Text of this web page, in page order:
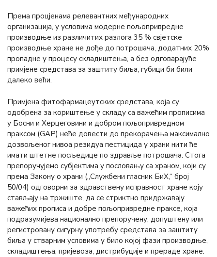
Према процјенама релевантних међународних
организација, у условима модерне пољопривредне
производње из различитих разлога 35 % свјетске
производње хране не дође до потрошача, додатних 20%
пропадне у процесу складиштења, а без одговарајуће
примјене средстава за заштиту биља, губици би били
далеко већи.
Примјена фитофармацеутских средстава, која су
одобрена за кориштење у складу са важећим прописима
у Босни и Херцеговини и добром пољопривредном
праксом (GАP) неће довести до прекорачења максимално
дозвољеног нивоа резидуа пестицида у храни нити ће
имати штетне посљедице по здравље потрошача. Стога
препоручујемо субјектима у пословању са храном, који су
према Закону о храни („Службени гласник БиХ,“ број
50/04) одговорни за здравствену исправност хране коју
стављају на тржиште, да се стриктно придржавају
важећих прописа и добре пољопривредне праксе, која
подразумијева национално препоручену, допуштену или
регистровану сигурну употребу средстава за заштиту
биља у стварним условима у било којој фази производње,
складиштења, пријевоза, дистрибуције и прераде хране.